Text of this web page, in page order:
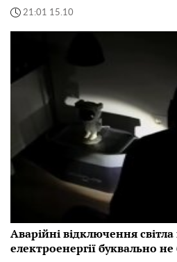
21:01 15.10
Аварійні відключення світла
електроенергії буквально не